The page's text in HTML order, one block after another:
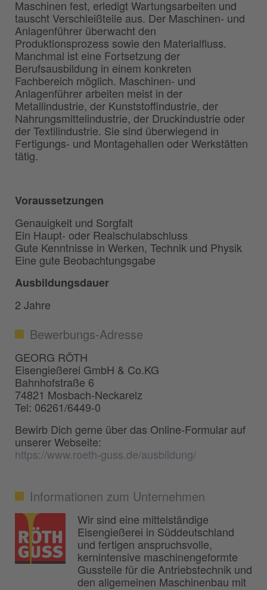
Maschinen fest, erledigt Wartungsarbeiten und
tauscht Verschleißteile aus. Der Maschinen- und
Anlagenführer überwacht den
Produktionsprozess sowie den Materialfluss.
Manchmal ist eine Fortsetzung der
Berufsausbildung in einem konkreten
Fachbereich möglich. Maschinen- und
Anlagenführer arbeiten meist in der
Metallindustrie, der Kunststoffindustrie, der
Nahrungsmittelindustrie, der Druckindustrie oder
der Textilindustrie. Sie sind überwiegend in
Fertigungs- und Montagehallen oder Werkstätten
tätig.
Voraussetzungen
Genauigkeit und Sorgfalt
Ein Haupt- oder Realschulabschluss
Gute Kenntnisse in Werken, Technik und Physik
Eine gute Beobachtungsgabe
Ausbildungsdauer
2 Jahre
Bewerbungs-Adresse
GEORG RÖTH
Eisengießerei GmbH & Co.KG
Bahnhofstraße 6
74821 Mosbach-Neckarelz
Tel: 06261/6449-0
Bewirb Dich gerne über das Online-Formular auf
unserer Webseite:
https://www.roeth-guss.de/ausbildung/
Informationen zum Unternehmen
Wir sind eine mittelständige
Eisengießerei in Süddeutschland
und fertigen anspruchsvolle,
kernintensive maschinengeformte
Gussteile für die Antriebstechnik und
den allgemeinen Maschinenbau mit